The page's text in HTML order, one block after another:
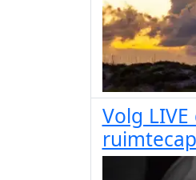
Volg